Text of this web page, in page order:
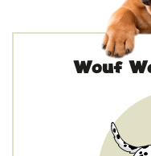
Wouf